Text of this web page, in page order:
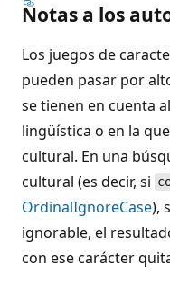
Notas a los
Los juegos de
pueden pasar por
se tienen en cuenta
lingüística o en la
cultural. En una
cultural (es decir, si
OrdinalIgnoreCase),
ignorable, el
con ese carácter